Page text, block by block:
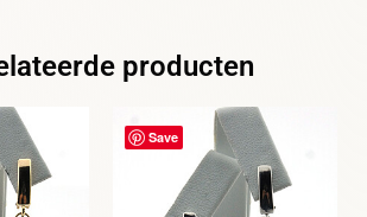
producten
Save